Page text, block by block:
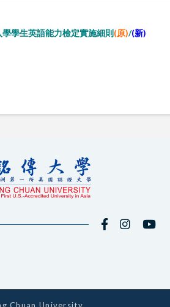
學學生英語能力檢定實施細則(原)/(新)
Chuan University